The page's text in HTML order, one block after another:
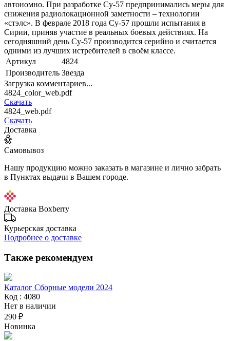
автономно. При разработке Су-57 предпринимались меры для
снижения радиолокационной заметности – технологии
«стэлс». В феврале 2018 года Су-57 прошли испытания в
Сирии, приняв участие в реальных боевых действиях. На
сегодняшний день Су-57 производится серийно и считается
одними из лучших истребителей в своём классе.
Артикул
4824
Производитель Звезда
Загрузка комментариев...
4824_color_web.pdf
Скачать
4824_web.pdf
Скачать
Доставка
Самовывоз
Нашу продукцию можно заказать в магазине и лично забрать
в Пунктах выдачи в Вашем городе.
Доставка Boxberry
Курьерская доставка
Подробнее о доставке
Также рекомендуем
Каталог Сборные модели 2024
Код : 4080
Нет в наличии
290 ₽
Новинка